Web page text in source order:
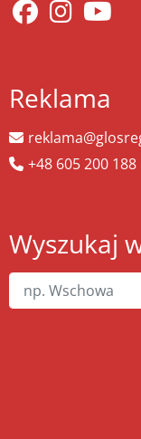
Reklama
+48 605 200 188
Wyszukaj